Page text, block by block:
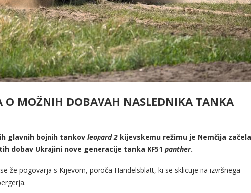
O MOŽNIH DOBAVAH NASLEDNIKA TANKA
glavnih bojnih tankov leopard 2 kijevskemu režimu je Nemčija začela
dobav Ukrajini nove generacije tanka KF51 panther.
že pogovarja s Kijevom, poroča Handelsblatt, ki se sklicuje na izvršnega